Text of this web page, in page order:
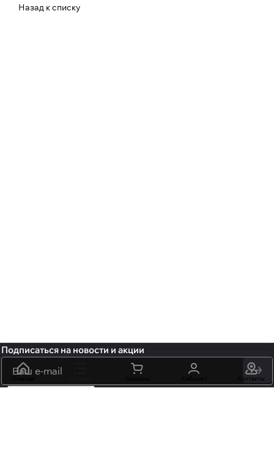
Назад к списку
Контакты
Подписаться на новости и акции
политикой